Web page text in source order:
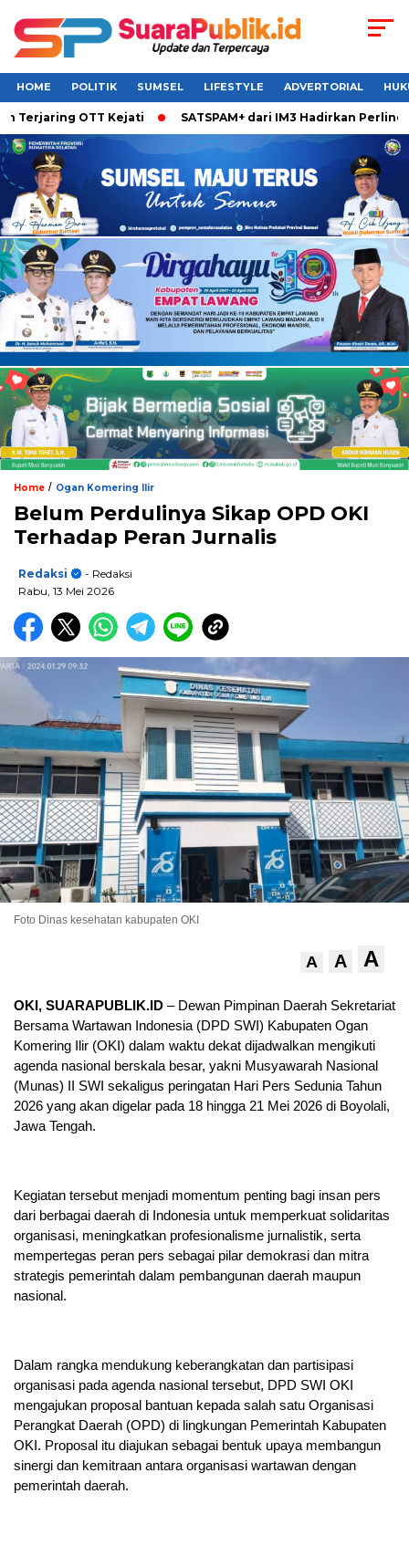
HOME POLITIK SUMSEL LIFESTYLE ADVERTORIAL
OTT Kejati SATSPAM+ dari IM3 Hadirkan
Home / Ogan Komering Ilir
Belum Perdulinya Sikap OPD OKI
Terhadap Peran Jurnalis
Redaksi
- Redaksi
Rabu, 13 Mei 2026
Foto Dinas kesehatan kabupaten OKI
A A A
OKI, SUARAPUBLIK.ID – Dewan Pimpinan Daerah Sekretariat
Bersama Wartawan Indonesia (DPD SWI) Kabupaten Ogan
Komering Ilir (OKI) dalam waktu dekat dijadwalkan mengikuti
agenda nasional berskala besar, yakni Musyawarah Nasional
(Munas) II SWI sekaligus peringatan Hari Pers Sedunia Tahun
2026 yang akan digelar pada 18 hingga 21 Mei 2026 di Boyolali,
Jawa Tengah.
Kegiatan tersebut menjadi momentum penting bagi insan pers
dari berbagai daerah di Indonesia untuk memperkuat solidaritas
organisasi, meningkatkan profesionalisme jurnalistik, serta
mempertegas peran pers sebagai pilar demokrasi dan mitra
strategis pemerintah dalam pembangunan daerah maupun
nasional.
Dalam rangka mendukung keberangkatan dan partisipasi
organisasi pada agenda nasional tersebut, DPD SWI OKI
mengajukan proposal bantuan kepada salah satu Organisasi
Perangkat Daerah (OPD) di lingkungan Pemerintah Kabupaten
OKI. Proposal itu diajukan sebagai bentuk upaya membangun
sinergi dan kemitraan antara organisasi wartawan dengan
pemerintah daerah.